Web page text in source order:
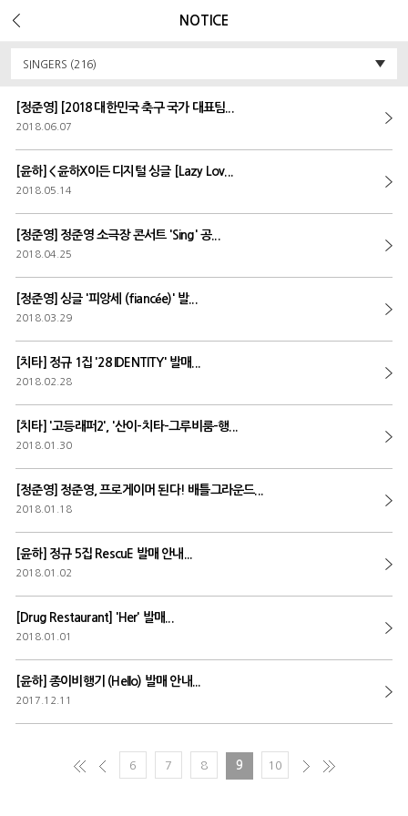
NOTICE
SINGERS (216)
[정준영] [2018 대한민국 축구 국가 대표팀...
2018.06.07
[윤하]＜윤하X이든 디지털 싱글 [Lazy Lov...
2018.05.14
[정준영] 정준영 소극장 콘서트 'Sing' 공...
2018.04.25
[정준영] 싱글 '피앙세 (fiancée)' 발...
2018.03.29
[치타] 정규 1집 '28 IDENTITY' 발매...
2018.02.28
[치타] '고등래퍼2', '산이-치타-그루비룸-행...
2018.01.30
[정준영] 정준영, 프로게이머 된다! 배틀그라운드...
2018.01.18
[윤하] 정규 5집 RescuE 발매 안내...
2018.01.02
[Drug Restaurant] 'Her' 발매...
2018.01.01
[윤하] 종이비행기 (Hello) 발매 안내...
2017.12.11
6 7 8 9 10